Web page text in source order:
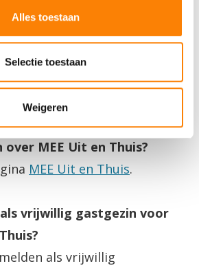
te analyseren. Ook delen we
media, adverteren en analyse. Deze
gegevens combineren met andere
heeft verstrekt of die ze hebben
uw gebruik van hun services.
Alles toestaan
Selectie toestaan
Weigeren
kinderen waarvan een
heeft (jonge
Voor hen is het een feest
een dagje uit te gaan of te
MEE Uit en Thuis?
MEE Uit en Thuis.
vrijwillig gastgezin voor
als vrijwillig